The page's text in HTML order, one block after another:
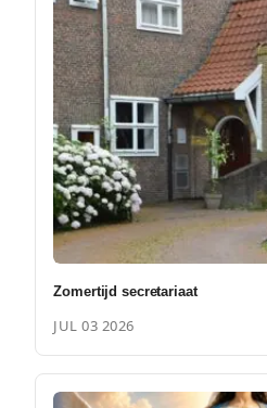
Zomertijd secretariaat
JUL 03 2026